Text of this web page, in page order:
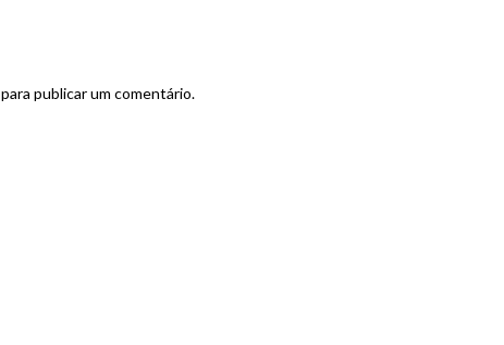
para publicar um comentário.